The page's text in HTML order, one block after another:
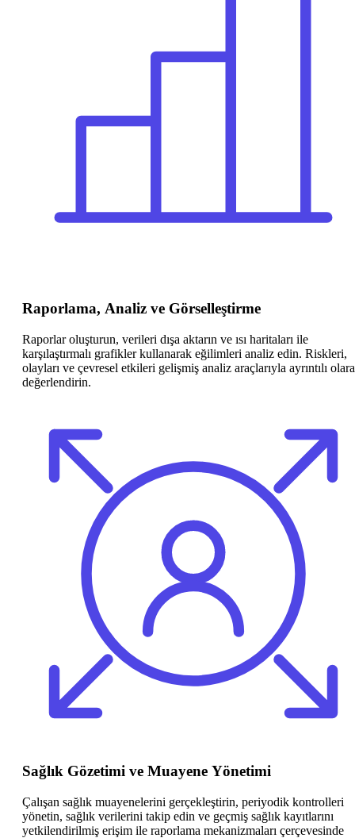
Raporlama, Analiz ve Görselleştirme
Raporlar oluşturun, verileri dışa aktarın ve ısı haritaları ile
karşılaştırmalı grafikler kullanarak eğilimleri analiz edin. Riskleri,
olayları ve çevresel etkileri gelişmiş analiz araçlarıyla ayrıntılı
değerlendirin.
Sağlık Gözetimi ve Muayene Yönetimi
Çalışan sağlık muayenelerini gerçekleştirin, periyodik kontrolleri
yönetin, sağlık verilerini takip edin ve geçmiş sağlık kayıtlarını
yetkilendirilmiş erişim ile raporlama mekanizmaları çerçevesinde